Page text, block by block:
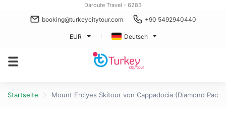
Daroute Travel - 6283
booking@turkeycitytour.com +90 5492940440
EUR Deutsch
Startseite Mount Erciyes Skitour von Cappadocia (Diamond